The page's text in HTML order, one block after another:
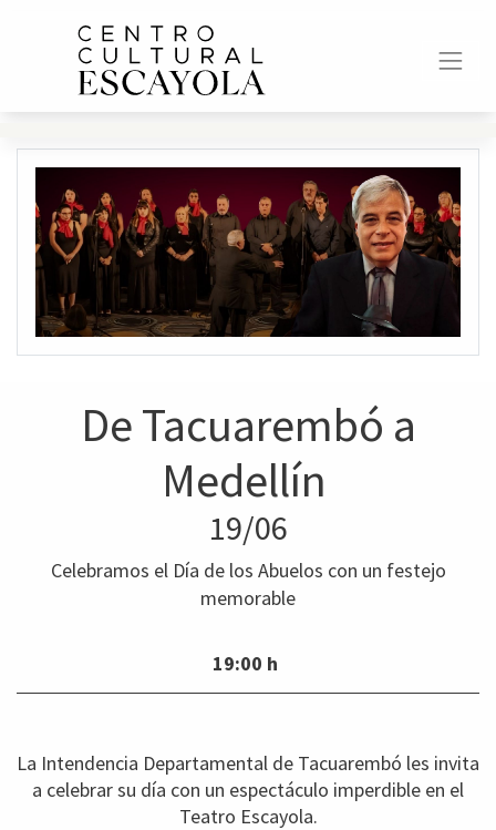
De Tacuarembó a
Medellín
19/06
Celebramos el Día de los Abuelos con un festejo
memorable
19:00 h
La Intendencia Departamental de Tacuarembó les invita
a celebrar su día con un espectáculo imperdible en el
Teatro Escayola.